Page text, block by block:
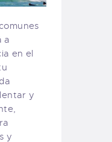
a
en el
y
y